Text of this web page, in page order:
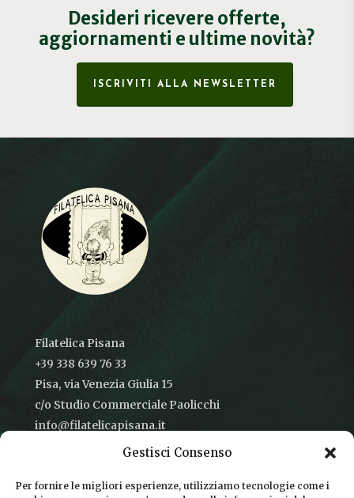
Gestisci Consenso
Per fornire le migliori esperienze, utilizziamo tecnologie come i
Desideri ricevere offerte,
aggiornamenti e ultime novità?
ISCRIVITI ALLA NEWSLETTER
Filatelica Pisana
+39 338 639 76 33
Pisa, via Venezia Giulia 15
c/o Studio Commerciale Paolicchi
info@filatelicapisana.it